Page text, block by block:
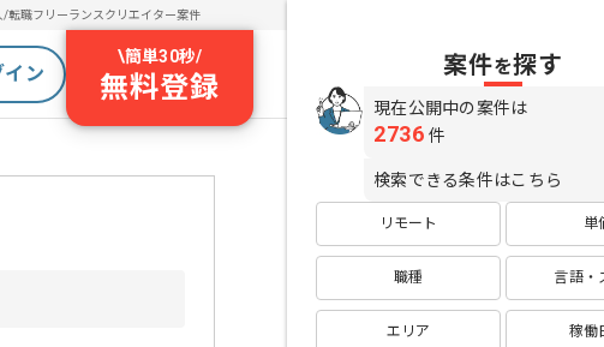
/転職フリーランスクリエイター案件
イン
\簡単30秒/
無料登録
案件を探す
現在公開中の案件は
2736 件
検索できる条件はこちら
リモート 単
職種 言語・
エリア 稼働